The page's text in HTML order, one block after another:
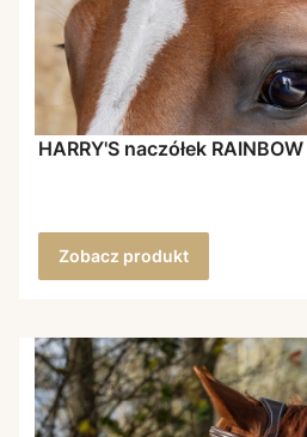
Zobacz produkt